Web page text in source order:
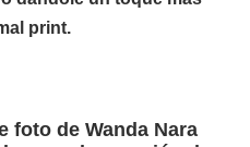
print.
foto de Wanda Nara